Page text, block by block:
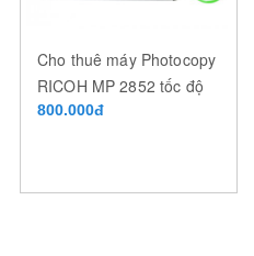
Cho thuê máy Photocopy
RICOH MP 2852 tốc độ
28 trang/phút
800.000đ